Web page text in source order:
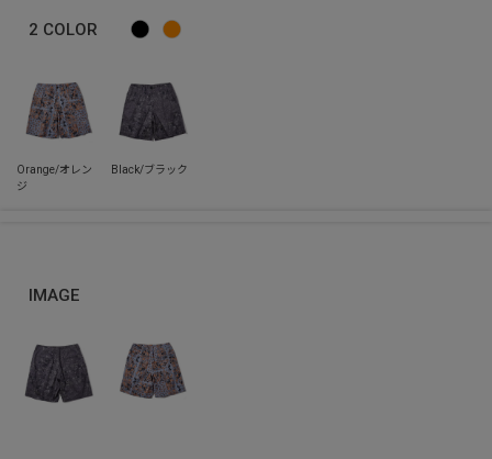
2 COLOR
IMAGE